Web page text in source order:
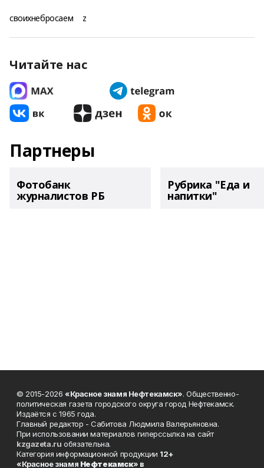
своихнебросаем z
Читайте нас
Партнеры
Фотобанк
журналистов РБ
Рубрика "Еда и
напитки"
© 2015-2026 «Красное знамя Нефтекамск». Общественно-
политическая газета городского округа город Нефтекамск.
Издаётся с 1965 года.
Главный редактор - Сабитова Людмила Валерьяновна.
При использовании материалов гиперссылка на сайт
kzgazeta.ru обязательна.
Категория информационной продукции 12+
«Красное знамя Нефтекамск» в